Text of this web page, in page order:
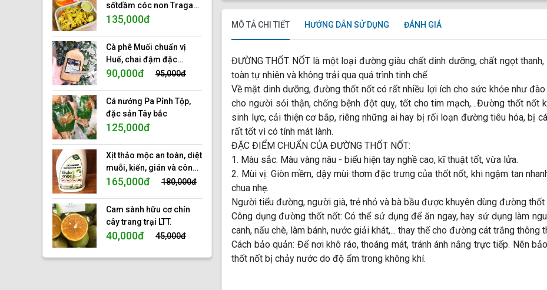
MÔ TẢ CHI TIẾT HƯỚNG DẪN SỬ DỤNG ĐÁNH GIÁ
ĐƯỜNG THỐT NỐT là một loại đường giàu chất dinh dưỡng, chất ngọt
toàn tự nhiên và không trải qua quá trình tinh chế.
Về mặt dinh dưỡng, đường thốt nốt có rất nhiều lợi ích cho sức khỏe như
cho người sỏi thận, chống bệnh đột quỵ, tốt cho tim mạch,…Đường thốt nốt
sinh lực, cải thiện cơ bắp, riêng những ai hay bị rối loạn đường tiêu hóa, bị
rất tốt vì có tính mát lành.
ĐẶC ĐIỂM CHUẨN CỦA ĐƯỜNG THỐT NỐT:
1. Màu sắc: Màu vàng nâu - biểu hiện tay nghề cao, kĩ thuật tốt, vừa lửa.
2. Mùi vị: Giòn mềm, dậy mùi thơm đặc trưng của thốt nốt, khi ngậm tan
chua nhẹ.
Người tiểu đường, người già, trẻ nhỏ và bà bầu được khuyên dùng đường
Công dụng đường thốt nốt: Có thể sử dụng để ăn ngay, hay sử dụng làm
canh, nấu chè, làm bánh, nước giải khát,... thay thế cho đường cát trắng thông
Cách bảo quản: Để nơi khô ráo, thoáng mát, tránh ánh nắng trực tiếp. Nên
thốt nốt bị chảy nước do độ ẩm trong không khí.
sốtdầm cóc non Traga
foods, hộp nhôm 500gr.
135,000đ
Cà phê Muối chuẩn vị
Huế, chai đậm đặc
350ml
90,000đ 95,000đ
Cá nướng Pa Pỉnh Tộp,
đặc sản Tây bắc
125,000đ
Xịt thảo mộc an toàn, diệt
muỗi, kiến, gián và côn
trùng, tinh dầu thảo mộc
165,000đ 180,000đ
Cam sành hữu cơ chín
cây trang trại LTT.
40,000đ 45,000đ